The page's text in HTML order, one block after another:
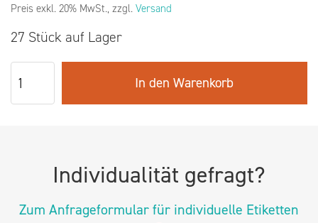
Preis exkl. 20% MwSt., zzgl. Versand
27 Stück auf Lager
In den Warenkorb
Individualität gefragt?
Zum Anfrageformular für individuelle Etiketten